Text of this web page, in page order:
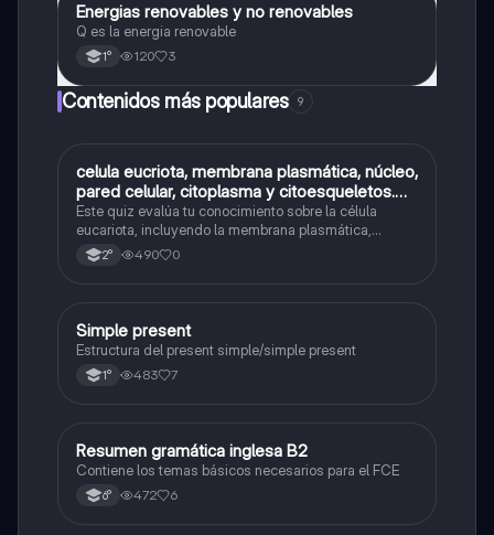
Física
Energias renovables y no renovables
Q es la energia renovable
1° 120 3
Contenidos más populares 9
CBiología
celula eucriota, membrana plasmática, núcleo,
pared celular, citoplasma y citoesqueletos.
nombre se las partes de la celula eucariota
Este quiz evalúa tu conocimiento sobre la célula
eucariota, incluyendo la membrana plasmática,
núcleo, pared celular, citoplasma y citoesqueleto.
2° 490 0
Inglés
Simple present
Estructura del present simple/simple present
1° 483 7
Inglés
Resumen gramática inglesa B2
Contiene los temas básicos necesarios para el FCE
6° 472 6